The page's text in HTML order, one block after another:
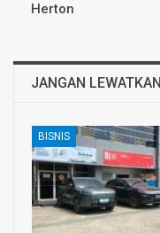
Herton
JANGAN LEWATKAN
BISNIS